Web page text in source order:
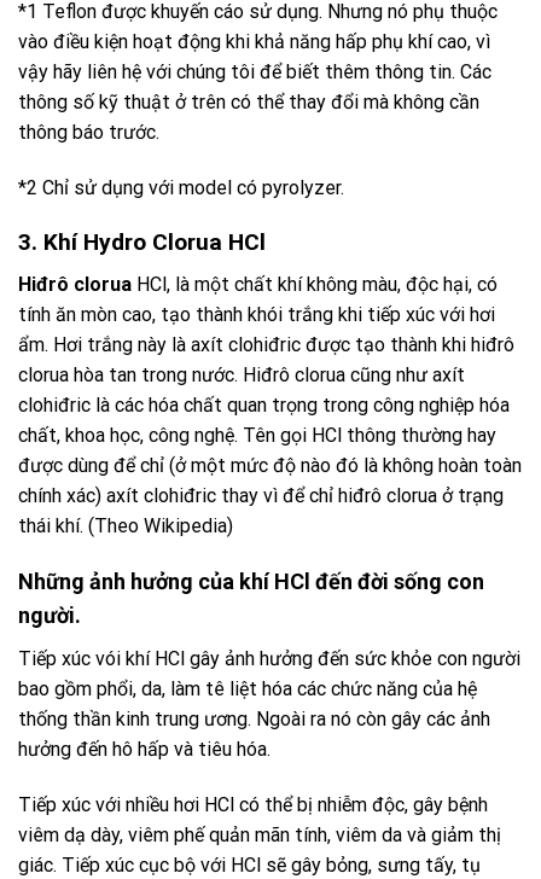
*1 Teflon được khuyến cáo sử dụng. Nhưng nó phụ thuộc
vào điều kiện hoạt động khi khả năng hấp phụ khí cao, vì
vậy hãy liên hệ với chúng tôi để biết thêm thông tin. Các
thông số kỹ thuật ở trên có thể thay đổi mà không cần
thông báo trước.
*2 Chỉ sử dụng với model có pyrolyzer.
3. Khí Hydro Clorua HCl
Hiđrô clorua HCl, là một chất khí không màu, độc hại, có
tính ăn mòn cao, tạo thành khói trắng khi tiếp xúc với hơi
ẩm. Hơi trắng này là axít clohiđric được tạo thành khi hiđrô
clorua hòa tan trong nước. Hiđrô clorua cũng như axít
clohiđric là các hóa chất quan trọng trong công nghiệp hóa
chất, khoa học, công nghệ. Tên gọi HCl thông thường hay
được dùng để chỉ (ở một mức độ nào đó là không hoàn toàn
chính xác) axít clohiđric thay vì để chỉ hiđrô clorua ở trạng
thái khí. (Theo Wikipedia)
Những ảnh hưởng của khí HCl đến đời sống con
người.
Tiếp xúc vói khí HCl gây ảnh hưởng đến sức khỏe con người
bao gồm phổi, da, làm tê liệt hóa các chức năng của hệ
thống thần kinh trung ương. Ngoài ra nó còn gây các ảnh
hưởng đến hô hấp và tiêu hóa.
Tiếp xúc với nhiều hơi HCl có thể bị nhiễm độc, gây bệnh
viêm dạ dày, viêm phế quản mãn tính, viêm da và giảm thị
giác. Tiếp xúc cục bộ với HCl sẽ gây bỏng, sưng tấy, tụ